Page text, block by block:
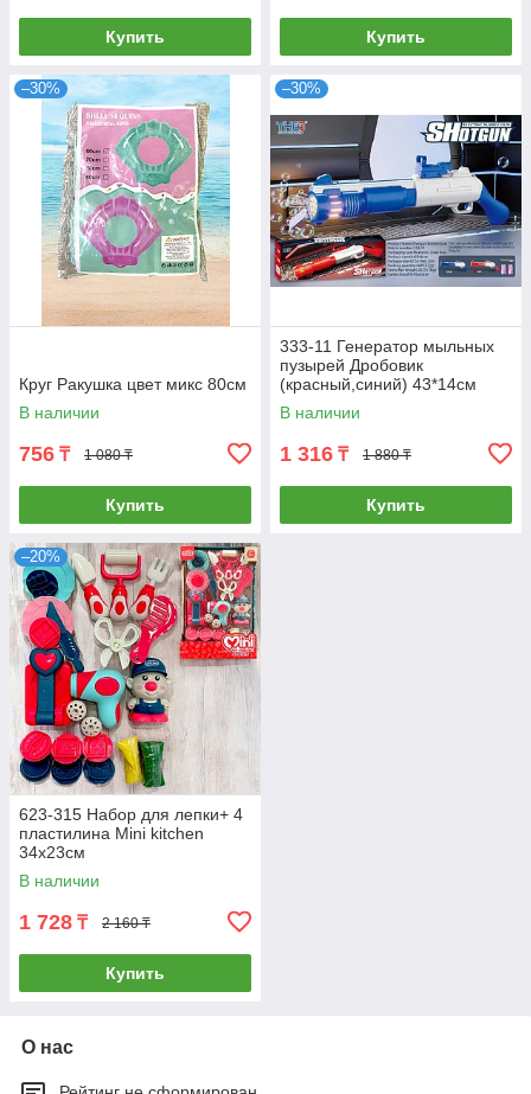
Купить Купить
–30%
Круг Ракушка цвет микс 80см
В наличии
756 ₸ 1 080 ₸
Купить
–30%
333-11 Генератор мыльных
пузырей Дробовик
(красный,синий) 43*14см
В наличии
1 316 ₸ 1 880 ₸
Купить
–20%
623-315 Набор для лепки+ 4
пластилина Mini kitchen
34х23см
В наличии
1 728 ₸ 2 160 ₸
Купить
О нас